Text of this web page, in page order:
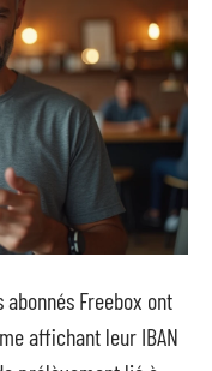
Freebox ont
affichant leur IBAN